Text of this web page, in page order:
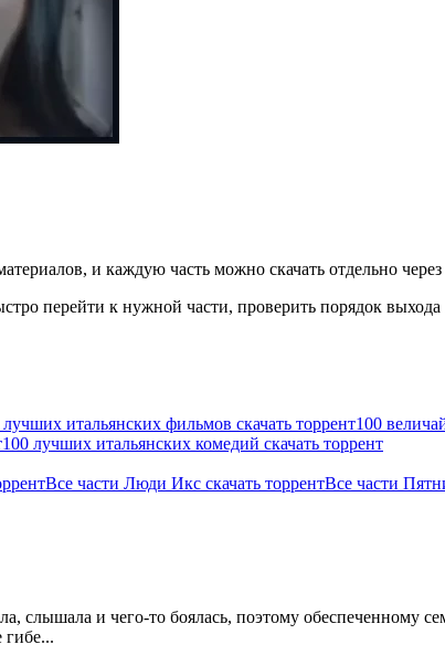
и каждую часть можно скачать отдельно через
перейти к нужной части, проверить порядок выхода
лучших итальянских фильмов скачать торрент100
100 лучших итальянских комедий скачать торрент
Все части Люди Икс скачать торрентВсе части
слышала и чего-то боялась, поэтому обеспеченному
гибе...